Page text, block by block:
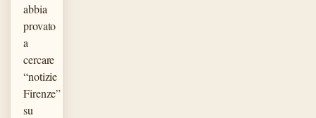
abbia
provato
a
cercare
“notizie
Firenze”
su